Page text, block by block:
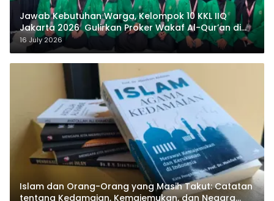
Jawab Kebutuhan Warga, Kelompok 10 KKL IIQ
Jakarta 2026 Gulirkan Proker Wakaf Al-Qur’an di
Sukamanah
16 July 2026
Islam dan Orang-Orang yang Masih Takut: Catatan
tentang Kedamaian, Kemajemukan, dan Negara